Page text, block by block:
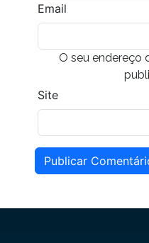
Email
O seu endereço
Site
Publicar